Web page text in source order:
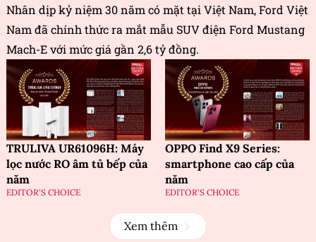
Nhân dịp kỷ niệm 30 năm có mặt tại Việt Nam, Ford Việt
Nam đã chính thức ra mắt mẫu SUV điện Ford Mustang
Mach-E với mức giá gần 2,6 tỷ đồng.
TRULIVA UR61096H: Máy
lọc nước RO âm tủ bếp của
năm
EDITOR'S CHOICE
OPPO Find X9 Series:
smartphone cao cấp của
năm
EDITOR'S CHOICE
Xem thêm